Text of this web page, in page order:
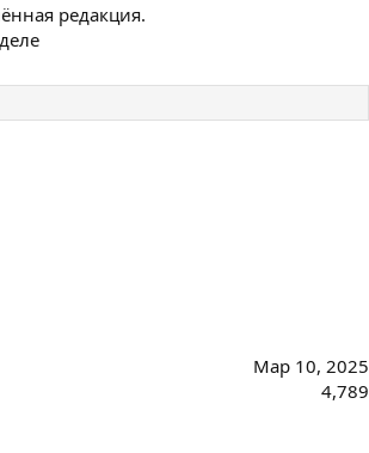
редакция.
Мар 10, 2025
4,789